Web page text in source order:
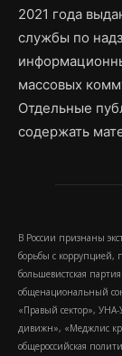
2021 года
службы по
массовых
Отдельные
содержать
В России признаны
борьбы с коррупцией,
большевистская
общенациональный
«Правый сектор»,
дивижн», «Меджлис
общероссийская